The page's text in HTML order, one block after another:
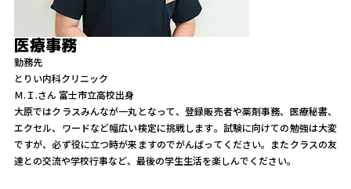
医療事務
勤務先
とりい内科クリニック
Ｍ.Ｉ.さん 富士市立高校出身
大原ではクラスみんなが一丸となって、登録販売者や薬剤事務、医療秘書、
エクセル、ワードなど幅広い検定に挑戦します。試験に向けての勉強は大変
ですが、必ず役に立つ時が来ますのでがんばってください。またクラスの友
達との交流や学校行事など、最後の学生生活を楽しんでください。